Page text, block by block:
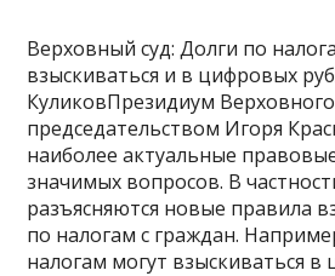
Верховный суд: Долги по
взыскиваться и в цифровых
КуликовПрезидиум
председательством Игоря
наиболее актуальные
значимых вопросов. В
разъясняются новые правила
по налогам с граждан.
налогам могут взыскиваться в